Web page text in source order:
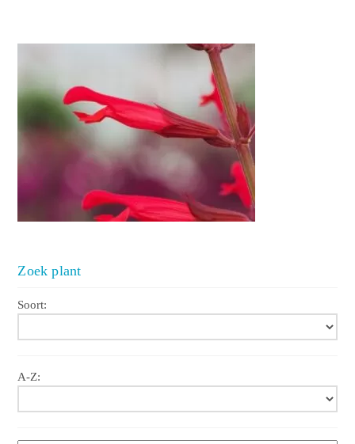
Zoek plant
Soort:
A-Z: